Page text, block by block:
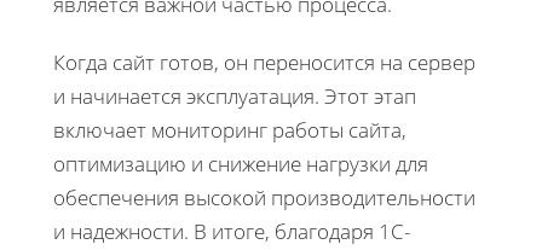
Когда сайт готов, он переносится на сервер
и начинается эксплуатация. Этот этап
включает мониторинг работы сайта,
оптимизацию и снижение нагрузки для
обеспечения высокой производительности
и надежности. В итоге, благодаря 1С-